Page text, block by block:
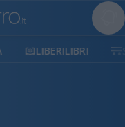
SHOP SOSTIENICI